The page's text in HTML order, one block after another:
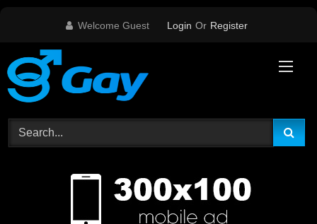
Welcome Guest Login Or Register